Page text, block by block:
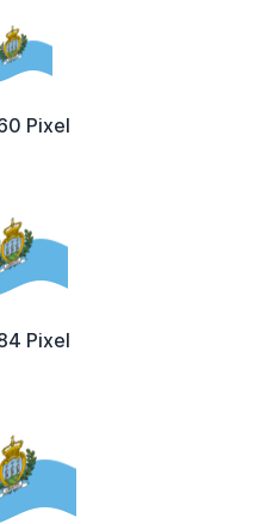
Pixel
Pixel